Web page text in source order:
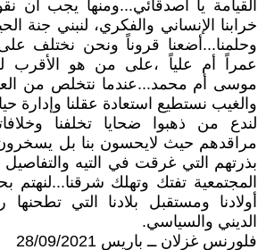
القيامة يا أصدقائي...ومنها يجب أن
خرابنا الإنساني والفكري، لنبني جنة
وحلمنا...أضعنا قروناً ونحن نختلف
عمراً أم علياً ،على من هو الأقرب
موسى أم محمد...عندما نتخلص من
والغيب نستطيع استعادة عقلنا وإدارة
لندع من ذهبوا ضحايا تخلفنا
مراقدهم حيث لايحسون بنا بل
بذرتهم التي غرقت في التيه
المجتمعية تفتك وتهلك شرقنا...لنهتم
أولادنا ومستقبل بلادنا التي تطحنها
الديني والسياسي.
فلورنس غزلان ــ باريس 28/09/2021